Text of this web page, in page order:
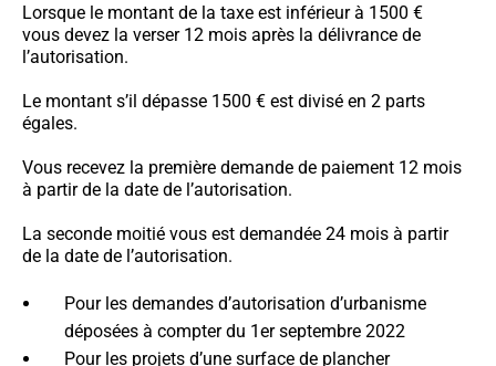
Lorsque le montant de la taxe est inférieur à 1500 €
vous devez la verser 12 mois après la délivrance de
l’autorisation.
Le montant s’il dépasse 1500 € est divisé en 2 parts
égales.
Vous recevez la première demande de paiement 12 mois
à partir de la date de l’autorisation.
La seconde moitié vous est demandée 24 mois à partir
de la date de l’autorisation.
Pour les demandes d’autorisation d’urbanisme
déposées à compter du 1er septembre 2022
Pour les projets d’une surface de plancher